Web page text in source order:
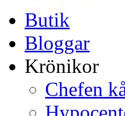
Butik
Bloggar
Krönikor
Chefen